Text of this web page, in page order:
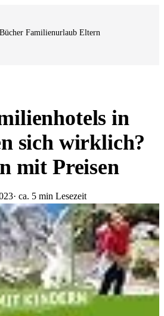
Bücher Familienurlaub Eltern
in
sich wirklich?
mit Preisen
· ca. 5 min Lesezeit